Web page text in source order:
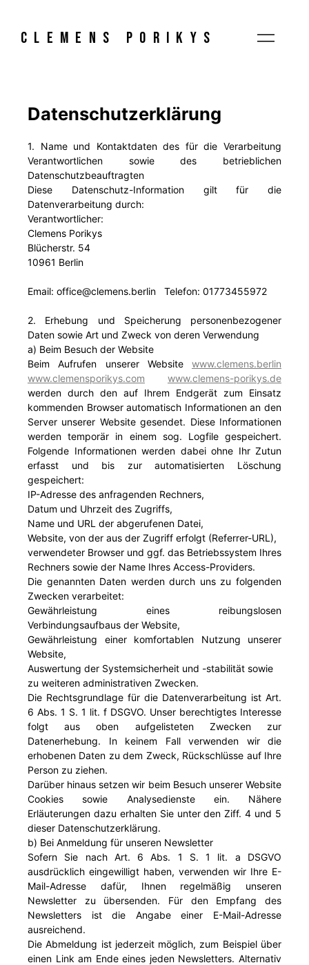
CLEMENS PORIKYS
Datenschutzerklärung
1. Name und Kontaktdaten des für die Verarbeitung
Verantwortlichen sowie des betrieblichen
Datenschutzbeauftragten
Diese Datenschutz-Information gilt für die
Datenverarbeitung durch:
Verantwortlicher:
Clemens Porikys
Blücherstr. 54
10961 Berlin
Email: office@clemens.berlin Telefon: 01773455972
2. Erhebung und Speicherung personenbezogener
Daten sowie Art und Zweck von deren Verwendung
a) Beim Besuch der Website
Beim Aufrufen unserer Website www.clemens.berlin
www.clemensporikys.com
www.clemens-porikys.de
werden durch den auf Ihrem Endgerät zum Einsatz
kommenden Browser automatisch Informationen an den
Server unserer Website gesendet. Diese Informationen
werden temporär in einem sog. Logfile gespeichert.
Folgende Informationen werden dabei ohne Ihr Zutun
erfasst und bis zur automatisierten Löschung
gespeichert:
IP-Adresse des anfragenden Rechners,
Datum und Uhrzeit des Zugriffs,
Name und URL der abgerufenen Datei,
Website, von der aus der Zugriff erfolgt (Referrer-URL),
verwendeter Browser und ggf. das Betriebssystem Ihres
Rechners sowie der Name Ihres Access-Providers.
Die genannten Daten werden durch uns zu folgenden
Zwecken verarbeitet:
Gewährleistung eines reibungslosen
Verbindungsaufbaus der Website,
Gewährleistung einer komfortablen Nutzung unserer
Website,
Auswertung der Systemsicherheit und -stabilität sowie
zu weiteren administrativen Zwecken.
Die Rechtsgrundlage für die Datenverarbeitung ist Art.
6 Abs. 1 S. 1 lit. f DSGVO. Unser berechtigtes Interesse
folgt aus oben aufgelisteten Zwecken zur
Datenerhebung. In keinem Fall verwenden wir die
erhobenen Daten zu dem Zweck, Rückschlüsse auf Ihre
Person zu ziehen.
Darüber hinaus setzen wir beim Besuch unserer Website
Cookies sowie Analysedienste ein. Nähere
Erläuterungen dazu erhalten Sie unter den Ziff. 4 und 5
dieser Datenschutzerklärung.
b) Bei Anmeldung für unseren Newsletter
Sofern Sie nach Art. 6 Abs. 1 S. 1 lit. a DSGVO
ausdrücklich eingewilligt haben, verwenden wir Ihre E-
Mail-Adresse dafür, Ihnen regelmäßig unseren
Newsletter zu übersenden. Für den Empfang des
Newsletters ist die Angabe einer E-Mail-Adresse
ausreichend.
Die Abmeldung ist jederzeit möglich, zum Beispiel über
einen Link am Ende eines jeden Newsletters. Alternativ